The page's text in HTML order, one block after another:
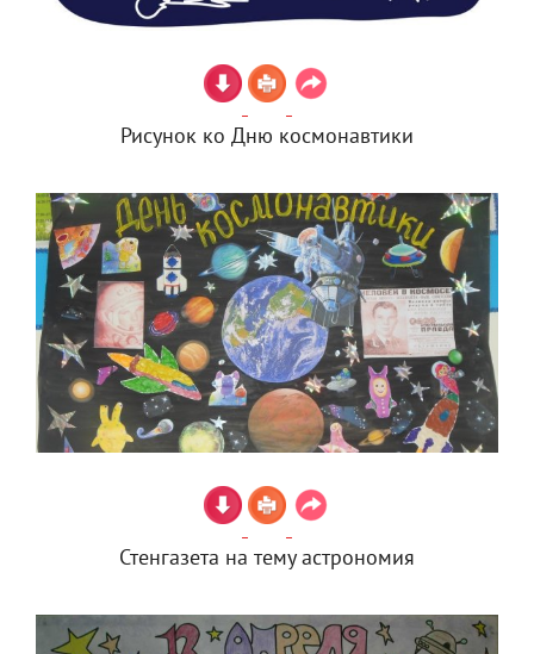
Рисунок ко Дню космонавтики
Стенгазета на тему астрономия